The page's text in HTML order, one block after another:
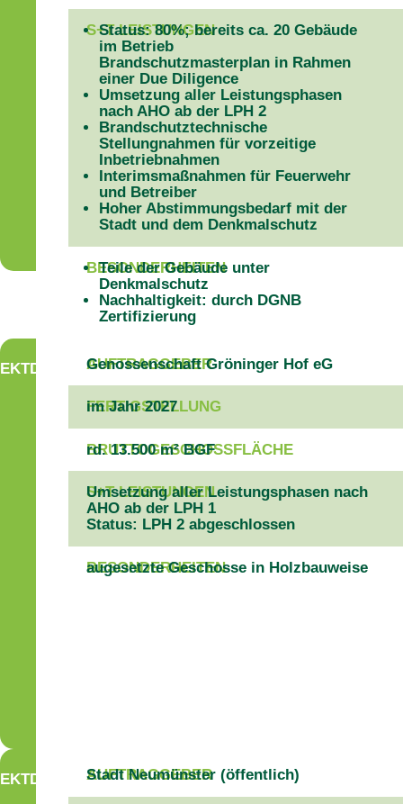
S+T LEISTUNGEN
Status: 80%; bereits ca. 20 Gebäude
im Betrieb
Brandschutzmasterplan in Rahmen
einer Due Diligence
Umsetzung aller Leistungsphasen
nach AHO ab der LPH 2
Brandschutztechnische
Stellungnahmen für vorzeitige
Inbetriebnahmen
Interimsmaßnahmen für Feuerwehr
und Betreiber
Hoher Abstimmungsbedarf mit der
Stadt und dem Denkmalschutz
BESONDERHEITEN
Teile der Gebäude unter
Denkmalschutz
Nachhaltigkeit: durch DGNB
Zertifizierung
AUFTRAGGEBER
Genossenschaft Gröninger Hof eG
FERTIGSTELLUNG
im Jahr 2027
BRUTTOGESCHOSSFLÄCHE
rd. 13.500 m² BGF
S+T LEISTUNGEN
Umsetzung aller Leistungsphasen nach
AHO ab der LPH 1
Status: LPH 2 abgeschlossen
BESONDERHEITEN
augesetzte Geschosse in Holzbauweise
AUFTRAGGEBER
Stadt Neumünster (öffentlich)